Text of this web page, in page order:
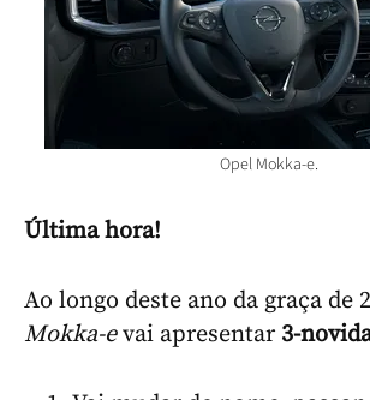
Opel Mokka-e.
Última hora!
Ao longo deste ano da graça de
Mokka-evai apresentar 3-